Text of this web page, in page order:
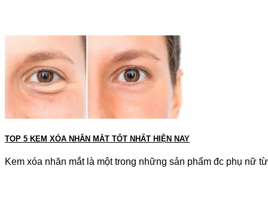
TOP 5 KEM XÓA NHĂN MẮT TỐT NHẤT HIỆN NAY
Kem xóa nhăn mắt là một trong những sản phẩm đc phụ nữ từ